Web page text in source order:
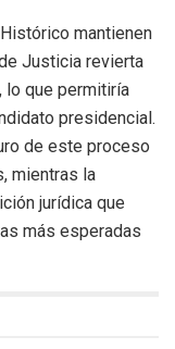
mantienen
Justicia revierta
lo que permitiría
presidencial.
de este proceso
mientras la
jurídica que
más esperadas